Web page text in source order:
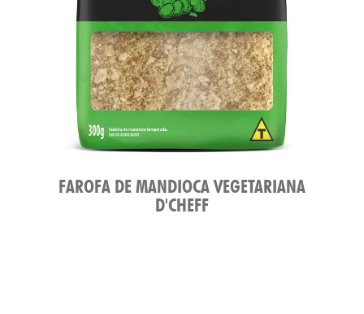
FAROFA DE MANDIOCA VEGETARIANA
D'CHEFF